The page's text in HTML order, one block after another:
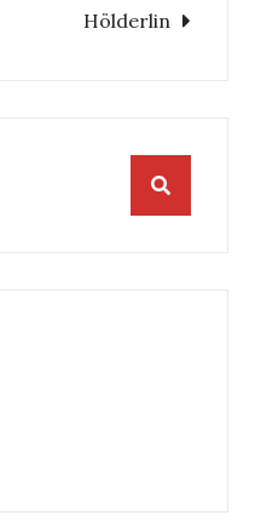
Hölderlin